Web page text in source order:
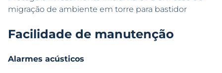
migração de ambiente em torre para bastidor
Facilidade de manutenção
Alarmes acústicos